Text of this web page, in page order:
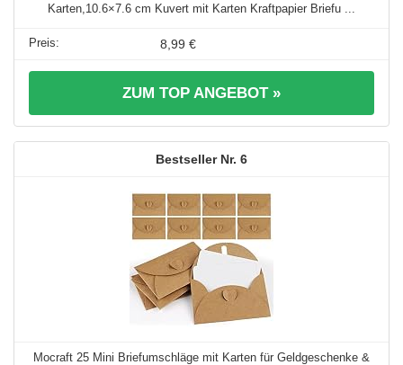
Karten,10.6×7.6 cm Kuvert mit Karten Kraftpapier Briefu ...
8,99 €
ZUM TOP ANGEBOT »
6
Mocraft 25 Mini Briefumschläge mit Karten für Geldgeschenke &